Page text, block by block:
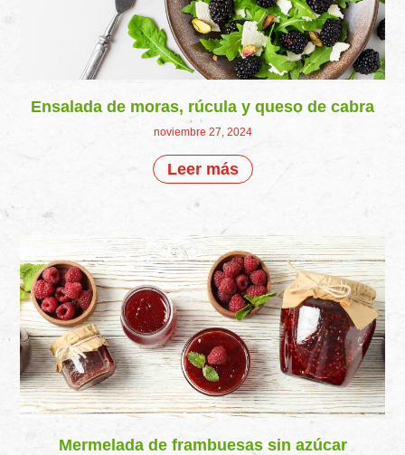
Ensalada de moras, rúcula y queso de cabra
noviembre 27, 2024
Leer más
Mermelada de frambuesas sin azúcar